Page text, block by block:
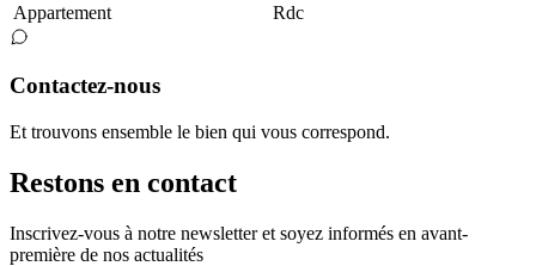
Appartement Rdc
Contactez-nous
Et trouvons ensemble le bien qui vous correspond.
Restons en contact
Inscrivez-vous à notre newsletter et soyez informés en avant-
première de nos actualités